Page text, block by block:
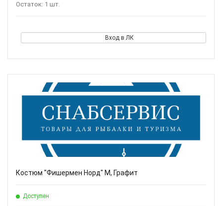
Остаток: 1 шт.
Вход в ЛК
Костюм "Фишермен Норд" M, Графит
Доступен